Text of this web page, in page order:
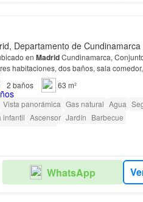
Departamento de Cundinamarca
en MadridCundinamarca,
habitaciones, dos baños, sala
2 baños
63 m²
Vista panorámica Gas natural Agua
infantil Ascensor Jardín Barbecue
WhatsApp